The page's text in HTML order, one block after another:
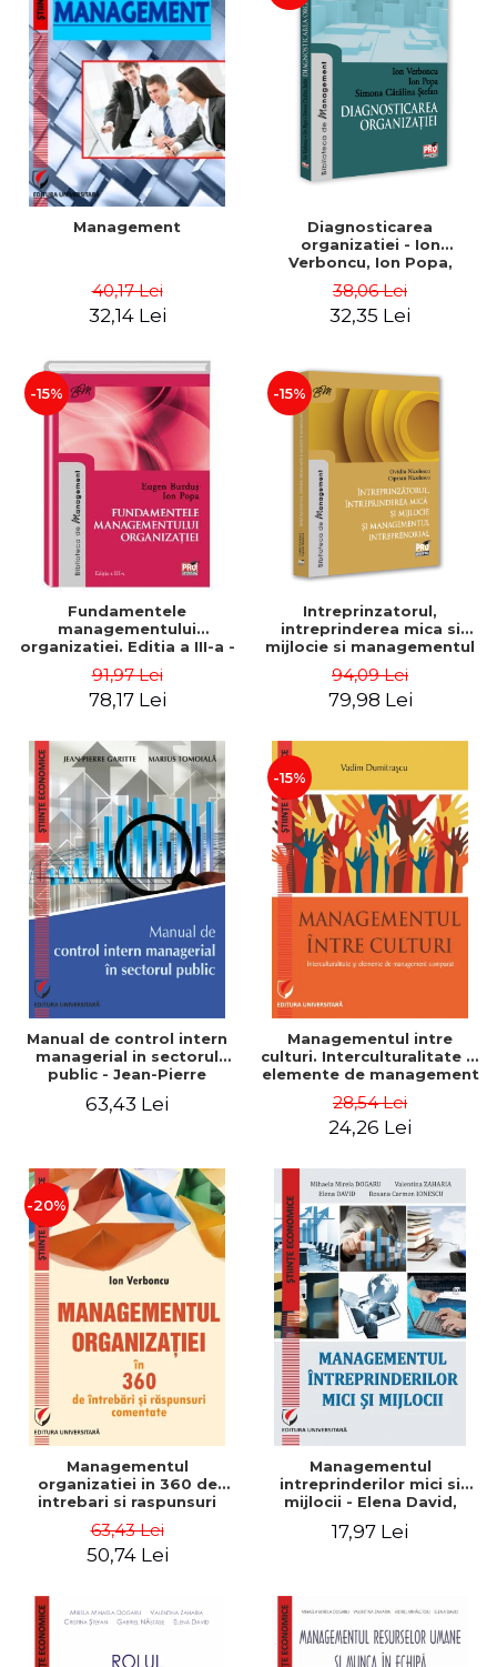
Management
40,17 Lei
32,14 Lei
Diagnosticarea
organizatiei - Ion
Verboncu, Ion Popa,
38,06 Lei
32,35 Lei
-15%
Fundamentele
managementului
organizatiei. Editia a III-a -
91,97 Lei
78,17 Lei
-15%
Intreprinzatorul,
intreprinderea mica si
mijlocie si managementul
Nicolescu, Ciprian
Nicolescu
94,09 Lei
79,98 Lei
Manual de control intern
managerial in sectorul
public - Jean-Pierre
63,43 Lei
-15%
Managementul intre
culturi. Interculturalitate si
elemente de management
Dumitrascu
28,54 Lei
24,26 Lei
-20%
Managementul
organizatiei in 360 de
intrebari si raspunsuri
63,43 Lei
50,74 Lei
Managementul
intreprinderilor mici si
mijlocii - Elena David,
Roxana Carmen Ionescu,
17,97 Lei